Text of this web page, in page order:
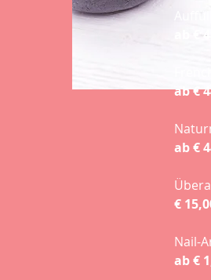
ab €
ab €
ab €
€
Nail-
ab €